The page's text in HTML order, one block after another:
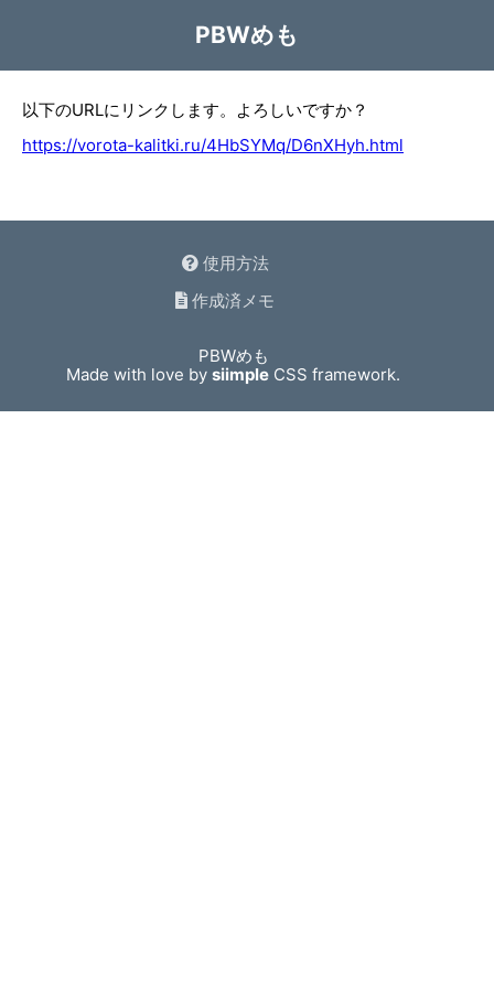
PBWめも
以下のURLにリンクします。よろしいですか？
https://vorota-kalitki.ru/4HbSYMq/D6nXHyh.html
使用方法
作成済メモ
PBWめも
Made with love bysiimple CSS framework.